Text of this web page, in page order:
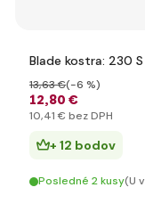
Blade kostra: 230
12,80 €
13,63 €(-6 %)
10,41 € bez DPH
+ 12 bodov
Posledné 2 kusy(U